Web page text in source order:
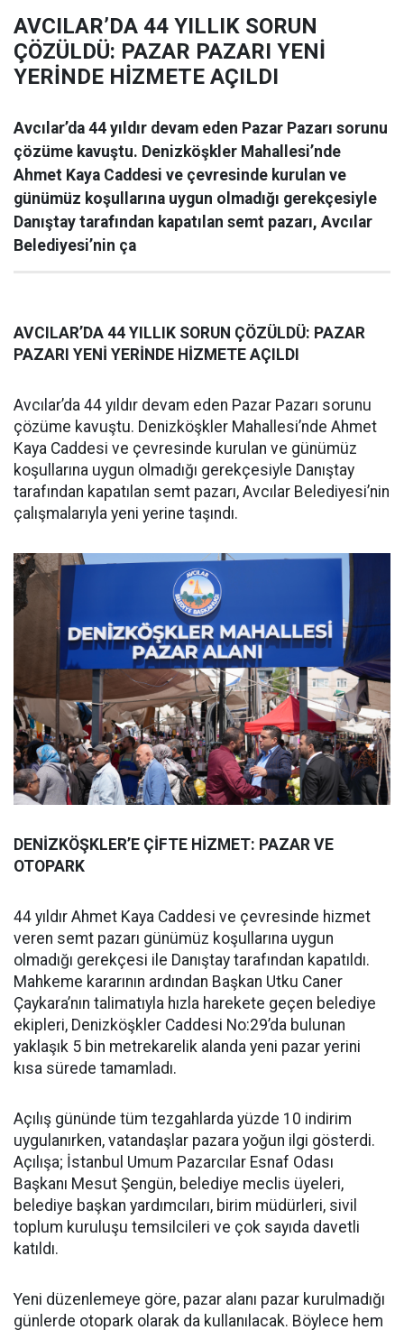
AVCILAR’DA 44 YILLIK SORUN
ÇÖZÜLDÜ: PAZAR PAZARI YENİ
YERİNDE HİZMETE AÇILDI
Avcılar’da 44 yıldır devam eden Pazar Pazarı sorunu
çözüme kavuştu. Denizköşkler Mahallesi’nde
Ahmet Kaya Caddesi ve çevresinde kurulan ve
günümüz koşullarına uygun olmadığı gerekçesiyle
Danıştay tarafından kapatılan semt pazarı, Avcılar
Belediyesi’nin ça
AVCILAR’DA 44 YILLIK SORUN ÇÖZÜLDÜ: PAZAR
PAZARI YENİ YERİNDE HİZMETE AÇILDI
Avcılar’da 44 yıldır devam eden Pazar Pazarı sorunu
çözüme kavuştu. Denizköşkler Mahallesi’nde Ahmet
Kaya Caddesi ve çevresinde kurulan ve günümüz
koşullarına uygun olmadığı gerekçesiyle Danıştay
tarafından kapatılan semt pazarı, Avcılar Belediyesi’nin
çalışmalarıyla yeni yerine taşındı.
DENİZKÖŞKLER’E ÇİFTE HİZMET: PAZAR VE
OTOPARK
44 yıldır Ahmet Kaya Caddesi ve çevresinde hizmet
veren semt pazarı günümüz koşullarına uygun
olmadığı gerekçesi ile Danıştay tarafından kapatıldı.
Mahkeme kararının ardından Başkan Utku Caner
Çaykara’nın talimatıyla hızla harekete geçen belediye
ekipleri, Denizköşkler Caddesi No:29’da bulunan
yaklaşık 5 bin metrekarelik alanda yeni pazar yerini
kısa sürede tamamladı.
Açılış gününde tüm tezgahlarda yüzde 10 indirim
uygulanırken, vatandaşlar pazara yoğun ilgi gösterdi.
Açılışa; İstanbul Umum Pazarcılar Esnaf Odası
Başkanı Mesut Şengün, belediye meclis üyeleri,
belediye başkan yardımcıları, birim müdürleri, sivil
toplum kuruluşu temsilcileri ve çok sayıda davetli
katıldı.
Yeni düzenlemeye göre, pazar alanı pazar kurulmadığı
günlerde otopark olarak da kullanılacak. Böylece hem